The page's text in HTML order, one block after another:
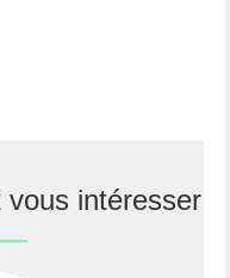
intéresser